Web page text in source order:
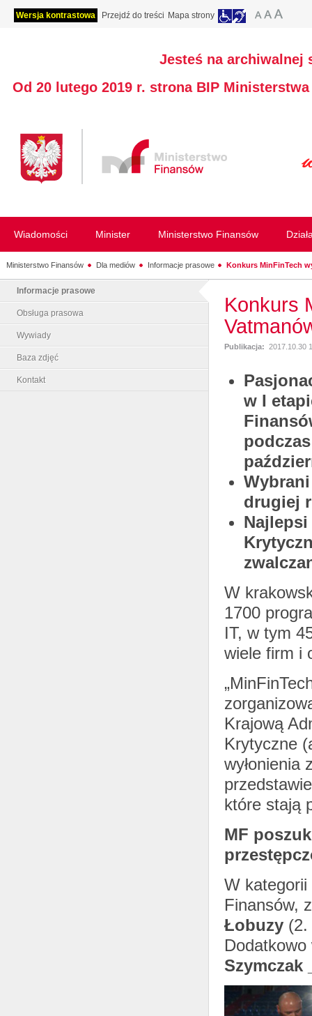
Wersja kontrastowa Przejdź do treści Mapa strony
Jesteś na archiwalnej
Od 20 lutego 2019 r. strona BIP
Wiadomości Minister Ministerstwo Finansów
Ministerstwo Finansów Dla mediów Informacje prasowe Konkurs MinFinTech
Informacje prasowe
Obsługa prasowa
Wywiady
Baza zdjęć
Kontakt
Konkurs
Publikacja: 2017.10.30
w I
drugiej
W
1700
IT, w tym
wiele firm i
Krajową
Krytyczne
wyłonienia
które stają
MF
W kategorii
Finansów,
Łobuzy
Szymczak